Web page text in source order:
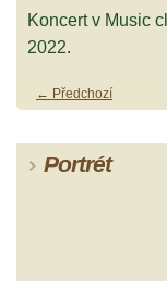
Koncert v Music
2022.
← Předchozí
Portrét